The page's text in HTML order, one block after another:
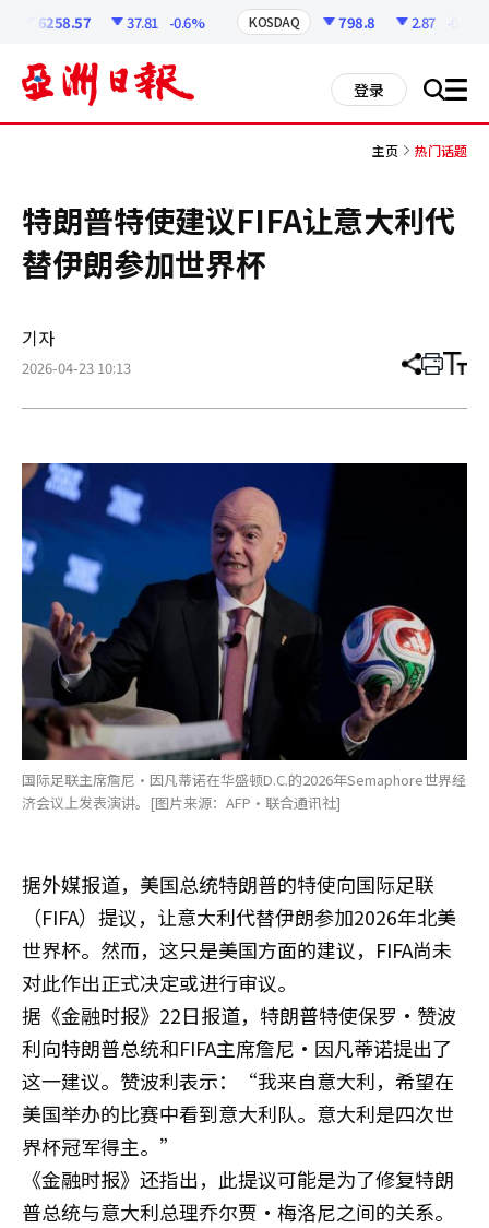
6258.57 37.81 -0.6% KOSDAQ 798.8 2.87 -0.36%
登录 搜 all
主页 热门话题
特朗普特使建议FIFA让意大利代
替伊朗参加世界杯
기자
2026-04-23 10:13 分
章
打 调
小
国际足联主席詹尼·因凡蒂诺在华盛顿D.C.的2026年Semaphore世界经
济会议上发表演讲。[图片来源：AFP·联合通讯社]
据外媒报道，美国总统特朗普的特使向国际足联
（FIFA）提议，让意大利代替伊朗参加2026年北美
世界杯。然而，这只是美国方面的建议，FIFA尚未
对此作出正式决定或进行审议。
据《金融时报》22日报道，特朗普特使保罗·赞波
利向特朗普总统和FIFA主席詹尼·因凡蒂诺提出了
这一建议。赞波利表示：“我来自意大利，希望在
美国举办的比赛中看到意大利队。意大利是四次世
界杯冠军得主。”
《金融时报》还指出，此提议可能是为了修复特朗
普总统与意大利总理乔尔贾·梅洛尼之间的关系。